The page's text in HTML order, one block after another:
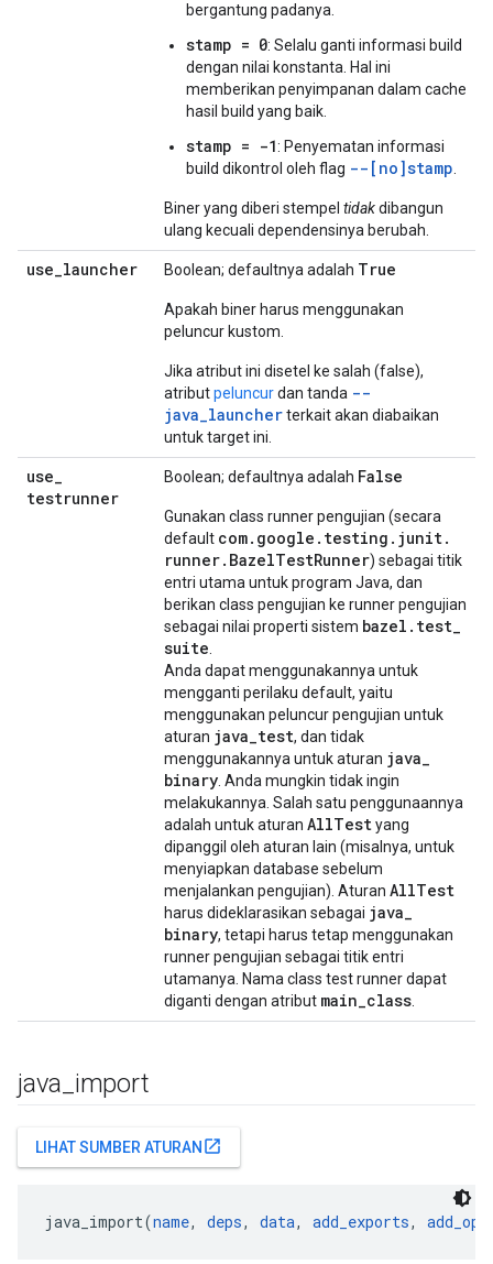
bergantung padanya.
stamp = 0: Selalu ganti informasi build
dengan nilai konstanta. Hal ini
memberikan penyimpanan dalam cache
hasil build yang baik.
stamp = -1: Penyematan informasi
build dikontrol oleh flag --[no]stamp
Biner yang diberi stempel tidakdibangun
ulang kecuali dependensinya berubah.
use_launcher Boolean; defaultnya adalah True
Apakah biner harus menggunakan
peluncur kustom.
Jika atribut ini disetel ke salah (false),
atributpeluncurdan tanda --
java_launcherterkait akan diabaikan
untuk target ini.
use_
testrunner
Boolean; defaultnya adalah False
Gunakan class runner pengujian (secara
default com. google . testing . junit.
runner. BazelTestRunner) sebagai titik
entri utama untuk program Java, dan
berikan class pengujian ke runner pengujian
sebagai nilai properti sistem bazel . test_
suite
Anda dapat menggunakannya untuk
mengganti perilaku default, yaitu
menggunakan peluncur pengujian untuk
aturan java_test, dan tidak
menggunakannya untuk aturan java_
binary . Anda mungkin tidak ingin
melakukannya. Salah satu penggunaannya
adalah untuk aturan AllTestyang
dipanggil oleh aturan lain (misalnya, untuk
menyiapkan database sebelum
menjalankan pengujian). Aturan AllTest
harus dideklarasikan sebagai java_
binary, tetapi harus tetap menggunakan
runner pengujian sebagai titik entri
utamanya. Nama class test runner dapat
diganti dengan atribut main_class
java import
LIHAT SUMBER ATURAN open_in_new
java_import(name, deps, data, add_exports,